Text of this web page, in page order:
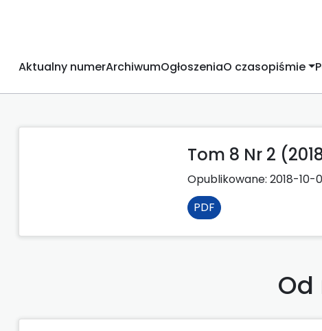
Aktualny numerArchiwumOgłoszeniaO czasopiśmie
Tom 8 Nr 2
Opublikowane: 2018-10-
PDF